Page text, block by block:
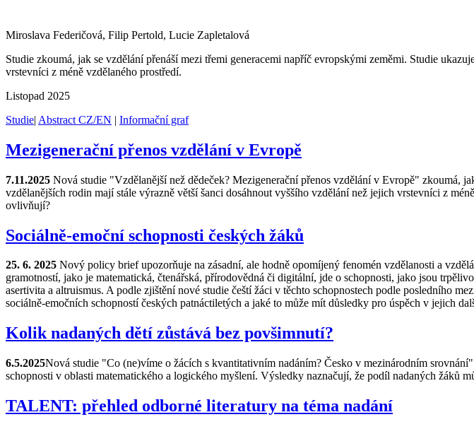
Miroslava Federičová, Filip Pertold, Lucie Zapletalová
Studie zkoumá, jak se vzdělání přenáší mezi třemi generacemi napříč evropskými zeměmi. Studie
vrstevníci z méně vzdělaného prostředí.
Listopad 2025
Studie| Abstract CZ/EN | Informační graf
Mezigenerační přenos vzdělání v Evropě
7.11.2025 Nová studie "Vzdělanější než dědeček? Mezigenerační přenos vzdělání v Evropě" zkoumá,
vzdělanějších rodin mají stále výrazně větší šanci dosáhnout vyššího vzdělání než jejich vrstevníci z
ovlivňují?
Sociálně-emoční schopnosti českých žáků
25. 6. 2025 Nový policy brief upozorňuje na zásadní, ale hodně opomíjený fenomén vzdělanosti a
gramotností, jako je matematická, čtenářská, přírodovědná či digitální, jde o schopnosti, jako jsou
asertivita a altruismus. A podle zjištění nové studie čeští žáci v těchto schopnostech podle posledního
sociálně-emočních schopností českých patnáctiletých a jaké to může mít důsledky pro úspěch v jejich
Kolik nadaných dětí zůstává bez povšimnutí?
6.5.2025Nová studie "Co (ne)víme o žácích s kvantitativním nadáním? Česko v mezinárodním
schopnosti v oblasti matematického a logického myšlení. Výsledky naznačují, že podíl nadaných žáků
TALENT: přehled odborné literatury na téma nadání